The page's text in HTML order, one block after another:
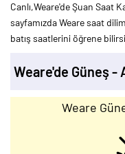
Canlı,Weare'de Şuan Saat
sayfamızda Weare saat
batış saatlerini öğrene
Weare'de Güneş -
Weare